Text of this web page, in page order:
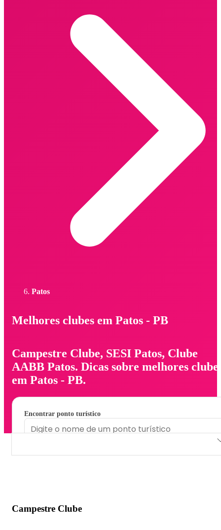
Patos
Melhores clubes em Patos - PB
Campestre Clube, SESI Patos, Clube
AABB Patos. Dicas sobre melhores
em Patos - PB.
Encontrar ponto turístico
Campestre Clube